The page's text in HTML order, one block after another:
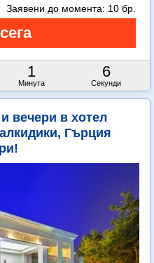
1
Минута
4
Секунди
Заявени до момента: 10 бр.
вечери в хотел
Гърция